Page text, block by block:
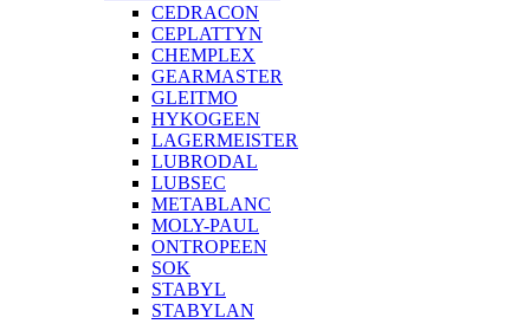
CEDRACON
CEPLATTYN
CHEMPLEX
GEARMASTER
GLEITMO
HYKOGEEN
LAGERMEISTER
LUBRODAL
LUBSEC
METABLANC
MOLY-PAUL
ONTROPEEN
SOK
STABYL
STABYLAN